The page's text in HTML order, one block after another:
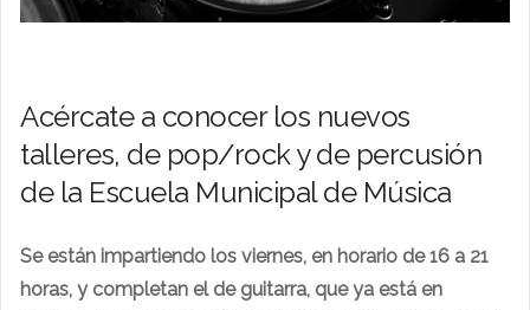
Acércate a conocer los nuevos
talleres, de pop/rock y de percusión
de la Escuela Municipal de Música
Se están impartiendo los viernes, en horario de 16 a 21
horas, y completan el de guitarra, que ya está en